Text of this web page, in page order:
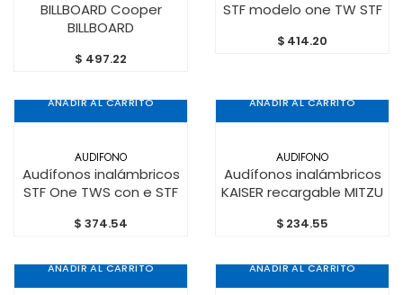
BILLBOARD Cooper
BILLBOARD
$ 497.22
STF modelo one TW STF
$ 414.20
AÑADIR AL CARRITO
AUDIFONO
Audífonos inalámbricos
STF One TWS con e STF
$ 374.54
AÑADIR AL CARRITO
AUDIFONO
Audífonos inalámbricos
KAISER recargable MITZU
$ 234.55
AÑADIR AL CARRITO AÑADIR AL CARRITO